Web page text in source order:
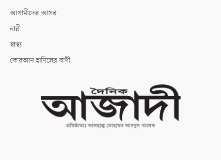
আগামীদের আসর
নারী
স্বাস্থ্য
কোরআন হাদিসের বাণী